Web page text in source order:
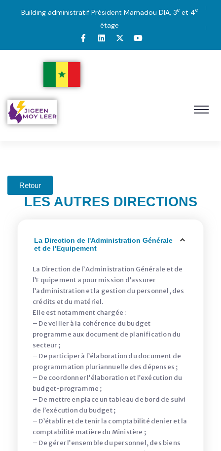
Building administratif Président Mamadou DIA, 3eet 4e
étage
Retour
LES AUTRES DIRECTIONS​
La Direction de l'Administration Générale
et de l'Equipement
La Direction de l’Administration Générale et de
l’Equipement a pour mission d’assurer
l’administration et la gestion du personnel, des
crédits et du matériel.
Elle est notamment chargée :
– De veiller à la cohérence du budget
programme aux document de planification du
secteur ;
– De participer à l’élaboration du document de
programmation pluriannuelle des dépenses ;
– De coordonner l’élaboration et l’exécution du
budget-programme ;
– De mettre en place un tableau de bord de suivi
de l’exécution du budget ;
– D’établir et de tenir la comptabilité denier et la
comptabilité matière du Ministère ;
– De gérer l’ensemble du personnel, des biens